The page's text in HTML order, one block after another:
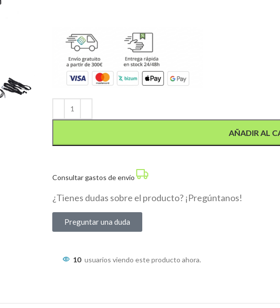
AÑADIR AL
Consultar gastos de envío
¿Tienes dudas sobre el producto? ¡Pregúntanos!
Preguntar una duda
10 usuarios viendo este producto ahora.